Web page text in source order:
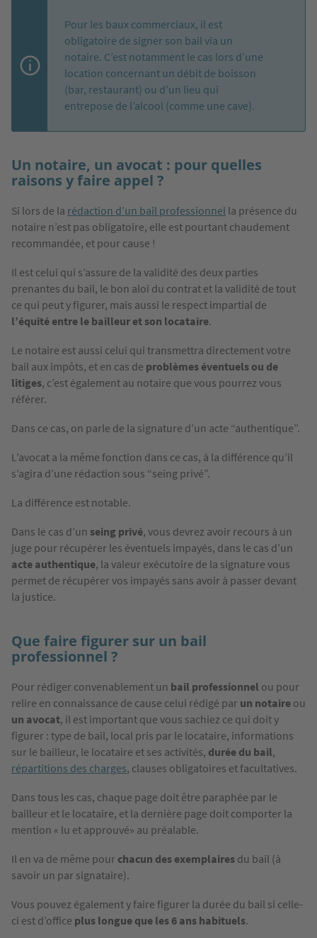
Pour les baux commerciaux, il est
obligatoire de signer son bail via un
notaire. C’est notamment le cas lors d’une
location concernant un débit de boisson
(bar, restaurant) ou d’un lieu qui
entrepose de l’alcool (comme une cave).
Un notaire, un avocat : pour quelles
raisons y faire appel ?
Si lors de la rédaction d’un bail professionnel la présence du
notaire n’est pas obligatoire, elle est pourtant chaudement
recommandée, et pour cause !
Il est celui qui s’assure de la validité des deux parties
prenantes du bail, le bon aloi du contrat et la validité de tout
ce qui peut y figurer, mais aussi le respect impartial de
l’équité entre le bailleur et son locataire.
Le notaire est aussi celui qui transmettra directement votre
bail aux impôts, et en cas de problèmes éventuels ou de
litiges, c’est également au notaire que vous pourrez vous
référer.
Dans ce cas, on parle de la signature d’un acte “authentique”.
L’avocat a la même fonction dans ce cas, à la différence qu’il
s’agira d’une rédaction sous “seing privé”.
La différence est notable.
Dans le cas d’un seing privé, vous devrez avoir recours à un
juge pour récupérer les éventuels impayés, dans le cas d’un
acte authentique, la valeur exécutoire de la signature vous
permet de récupérer vos impayés sans avoir à passer devant
la justice.
Que faire figurer sur un bail
professionnel ?
Pour rédiger convenablement un bail professionnel ou pour
relire en connaissance de cause celui rédigé par un notaire ou
un avocat, il est important que vous sachiez ce qui doit y
figurer : type de bail, local pris par le locataire, informations
sur le bailleur, le locataire et ses activités, durée du bail,
répartitions des charges, clauses obligatoires et facultatives.
Dans tous les cas, chaque page doit être paraphée par le
bailleur et le locataire, et la dernière page doit comporter la
mention « lu et approuvé» au préalable.
Il en va de même pour chacun des exemplaires du bail (à
savoir un par signataire).
Vous pouvez également y faire figurer la durée du bail si celle-
ci est d’office plus longue que les 6 ans habituels.